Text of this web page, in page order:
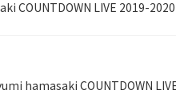
COUNTDOWN LIVE 2019-
hamasaki COUNTDOWN